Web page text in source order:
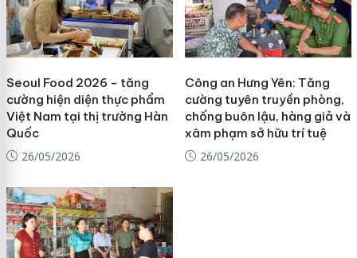
Seoul Food 2026 - tăng
cường hiện diện thực phẩm
Việt Nam tại thị trường Hàn
Quốc
26/05/2026
Công an Hưng Yên: Tăng
cường tuyên truyền phòng,
chống buôn lậu, hàng giả và
xâm phạm sở hữu trí tuệ
26/05/2026